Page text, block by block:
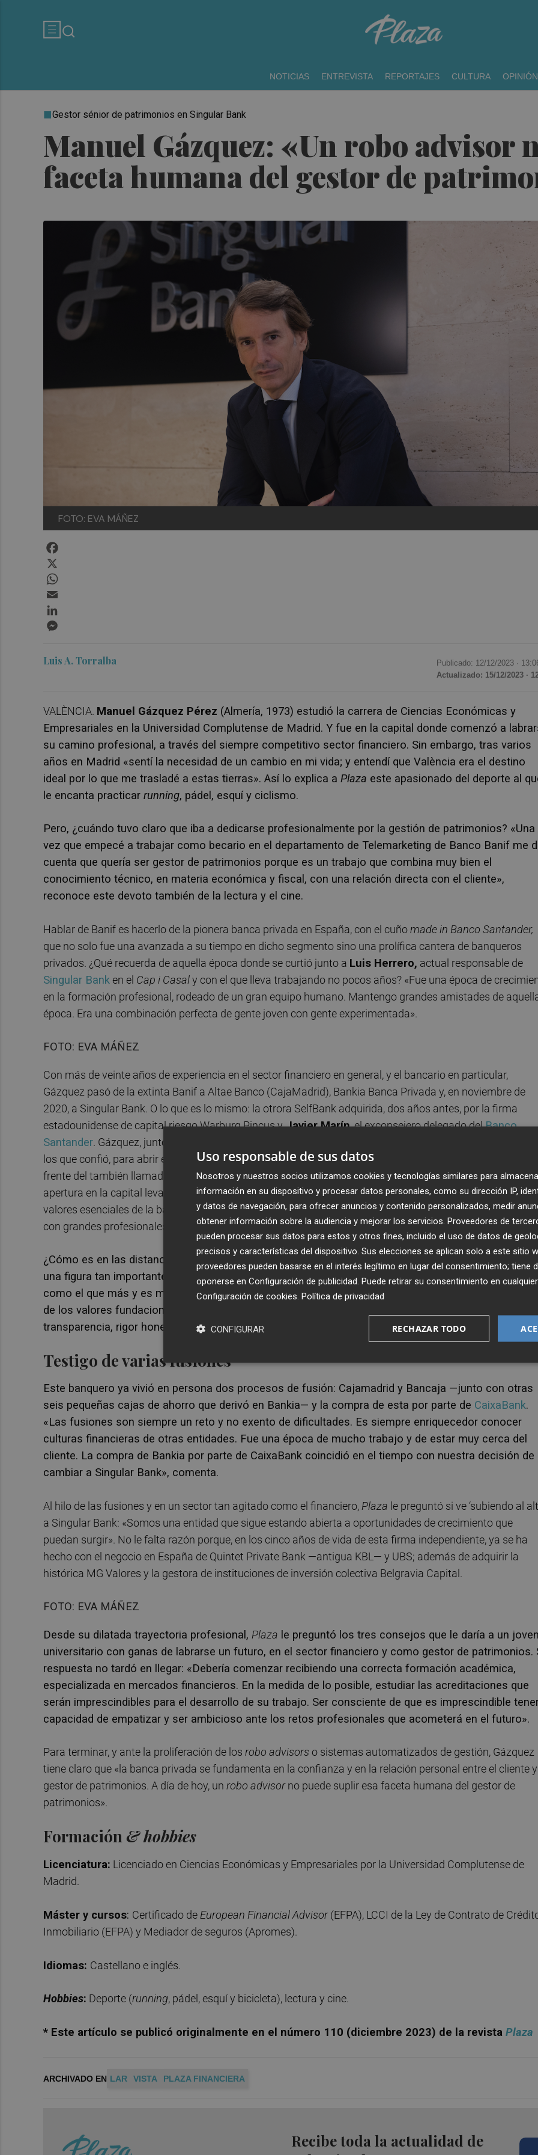
NOTICIAS ENTREVISTA REPORTAJES CULTURA OPINIÓN
Manuel Gázquez: «Un robo advisor
faceta humana del gestor de
Gestor sénior de patrimonios en Singular Bank
FOTO: EVA MÁÑEZ
Luis A. Torralba Publicado: 12/12/2023 ·
Actualizado: 15/12/2023 ·
VALÈNCIA. Manuel Gázquez Pérez (Almería, 1973) estudió la carrera de Ciencias Económicas y
Empresariales en la Universidad Complutense de Madrid. Y fue en la capital donde comenzó a
su camino profesional, a través del siempre competitivo sector financiero. Sin embargo, tras varios
años en Madrid «sentí la necesidad de un cambio en mi vida; y entendí que València era el destino
ideal por lo que me trasladé a estas tierras». Así lo explica a Plaza este apasionado del deporte al
le encanta practicar running, pádel, esquí y ciclismo.
Pero, ¿cuándo tuvo claro que iba a dedicarse profesionalmente por la gestión de patrimonios? «Una
vez que empecé a trabajar como becario en el departamento de Telemarketing de Banco Banif me
cuenta que quería ser gestor de patrimonios porque es un trabajo que combina muy bien el
conocimiento técnico, en materia económica y fiscal, con una relación directa con el cliente»,
reconoce este devoto también de la lectura y el cine.
Hablar de Banif es hacerlo de la pionera banca privada en España, con el cuñomade in Banco Santander,
que no solo fue una avanzada a su tiempo en dicho segmento sino una prolífica cantera de banqueros
privados. ¿Qué recuerda de aquella época donde se curtió junto a Luis Herrero, actual responsable de
Singular Bank en el Cap i Casaly con el que lleva trabajando no pocos años? «Fue una época de
en la formación profesional, rodeado de un gran equipo humano. Mantengo grandes amistades de
época. Era una combinación perfecta de gente joven con gente experimentada».
FOTO: EVA MÁÑEZ
Con más de veinte años de experiencia en el sector financiero en general, y el bancario en particular,
Gázquez pasó de la extinta Banif a Altae Banco (CajaMadrid), Bankia Banca Privada y, en noviembre de
2020, a Singular Bank. O lo que es lo mismo: la otrora SelfBank adquirida, dos años antes, por la firma
estadounidense de capital riesgo Warburg Pincus yJavier Marín, el exconsejero delegado delBanco
Santander. Gázquez, junto a Luis Herrero y
los que confió, para abrir en València, el que apuntaba directamente a ser el sucesor de
frente del también llamado banco rojo (pero su fallecimiento lo cambió todo). ¿Qué supuso para usted la
apertura en la capital levantina? «Fue un reto muy atractivo y ambicioso a la vez; esta entidad representa
valores esenciales de la banca privada con los que me identifico. Un proyecto entonces—y ahora—
con grandes profesionales con los que ya había trabajado en el pasado».
¿Cómo es en las distancias cortas el que fuera todo un CEO del Banco Santander? «A pesar de ser
una figura tan importante en el sector financiero nacional, es cercano en el trato personal. Se
como el que más y es muy accesible para cualquiera de nosotros. Lleva en el ADN todos y cada
de los valores fundacionales de Singular Bank, y se preocupa por trasladarlos a todo el equipo:
transparencia, rigor honestidad, respeto, empatía…».
Testigo de varias fusiones
Este banquero ya vivió en persona dos procesos de fusión: Cajamadrid y Bancaja —junto con otras
seis pequeñas cajas de ahorro que derivó en Bankia— y la compra de esta por parte de CaixaBank.
«Las fusiones son siempre un reto y no exento de dificultades. Es siempre enriquecedor conocer
culturas financieras de otras entidades. Fue una época de mucho trabajo y de estar muy cerca del
cliente. La compra de Bankia por parte de CaixaBank coincidió en el tiempo con nuestra decisión de
cambiar a Singular Bank», comenta.
Al hilo de las fusiones y en un sector tan agitado como el financiero, Plaza le preguntó si ve ‘subiendo al
a Singular Bank: «Somos una entidad que sigue estando abierta a oportunidades de crecimiento que
puedan surgir». No le falta razón porque, en los cinco años de vida de esta firma independiente, ya se ha
hecho con el negocio en España de Quintet Private Bank —antigua KBL— y UBS; además de adquirir la
histórica MG Valores y la gestora de instituciones de inversión colectiva Belgravia Capital.
FOTO: EVA MÁÑEZ
Desde su dilatada trayectoria profesional, Plaza le preguntó los tres consejos que le daría a un
universitario con ganas de labrarse un futuro, en el sector financiero y como gestor de patrimonios.
respuesta no tardó en llegar: «Debería comenzar recibiendo una correcta formación académica,
especializada en mercados financieros. En la medida de lo posible, estudiar las acreditaciones que
serán imprescindibles para el desarrollo de su trabajo. Ser consciente de que es imprescindible
capacidad de empatizar y ser ambicioso ante los retos profesionales que acometerá en el futuro».
Para terminar, y ante la proliferación de los robo advisors o sistemas automatizados de gestión, Gázquez
tiene claro que «la banca privada se fundamenta en la confianza y en la relación personal entre el cliente
gestor de patrimonios. A día de hoy, un robo advisorno puede suplir esa faceta humana del gestor de
patrimonios».
Formación& hobbies
Licenciatura: Licenciado en Ciencias Económicas y Empresariales por la Universidad Complutense de
Madrid.
Máster y cursos: Certificado de European Financial Advisor(EFPA), LCCI de la Ley de Contrato de
Inmobiliario (EFPA) y Mediador de seguros (Apromes).
Idiomas: Castellano e inglés.
Hobbies: Deporte (running, pádel, esquí y bicicleta), lectura y cine.
* Este artículo se publicó originalmente en el número 110 (diciembre 2023) de la revista Plaza
ARCHIVADO EN LAR VISTA PLAZA FINANCIERA
Recibe toda la actualidad de
Uso responsable de sus datos
Nosotros y nuestros socios utilizamos cookies y tecnologías similares para
información en su dispositivo y procesar datos personales, como su dirección IP,
y datos de navegación, para ofrecer anuncios y contenido personalizados, medir
obtener información sobre la audiencia y mejorar los servicios. Proveedores de
pueden procesar sus datos para estos y otros fines, incluido el uso de datos de
precisos y características del dispositivo. Sus elecciones se aplican solo a este sitio
proveedores pueden basarse en el interés legítimo en lugar del consentimiento; tiene
oponerse en Configuración de publicidad . Puede retirar su consentimiento en
Configuración de cookies Política de privacidad
RECHAZAR TODO
CONFIGURAR